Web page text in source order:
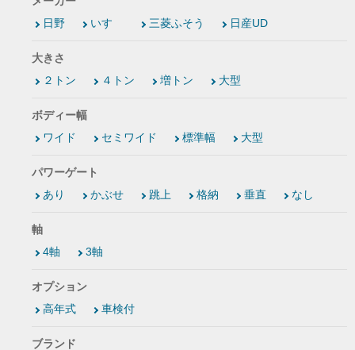
日野
いすゞ 三菱ふそう 日産UD
大きさ
２トン
４トン 増トン 大型
ボディー幅
ワイド
セミワイド 標準幅 大型
パワーゲート
あり
かぶせ 跳上 格納 垂直 なし
軸
4軸
3軸
オプション
高年式
車検付
ブランド